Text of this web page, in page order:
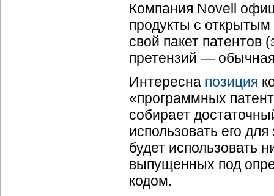
Компания Novell
продукты с
свой пакет
претензий —
Интересна позиция
«программных
собирает
использовать его
будет использовать
выпущенных под
кодом.